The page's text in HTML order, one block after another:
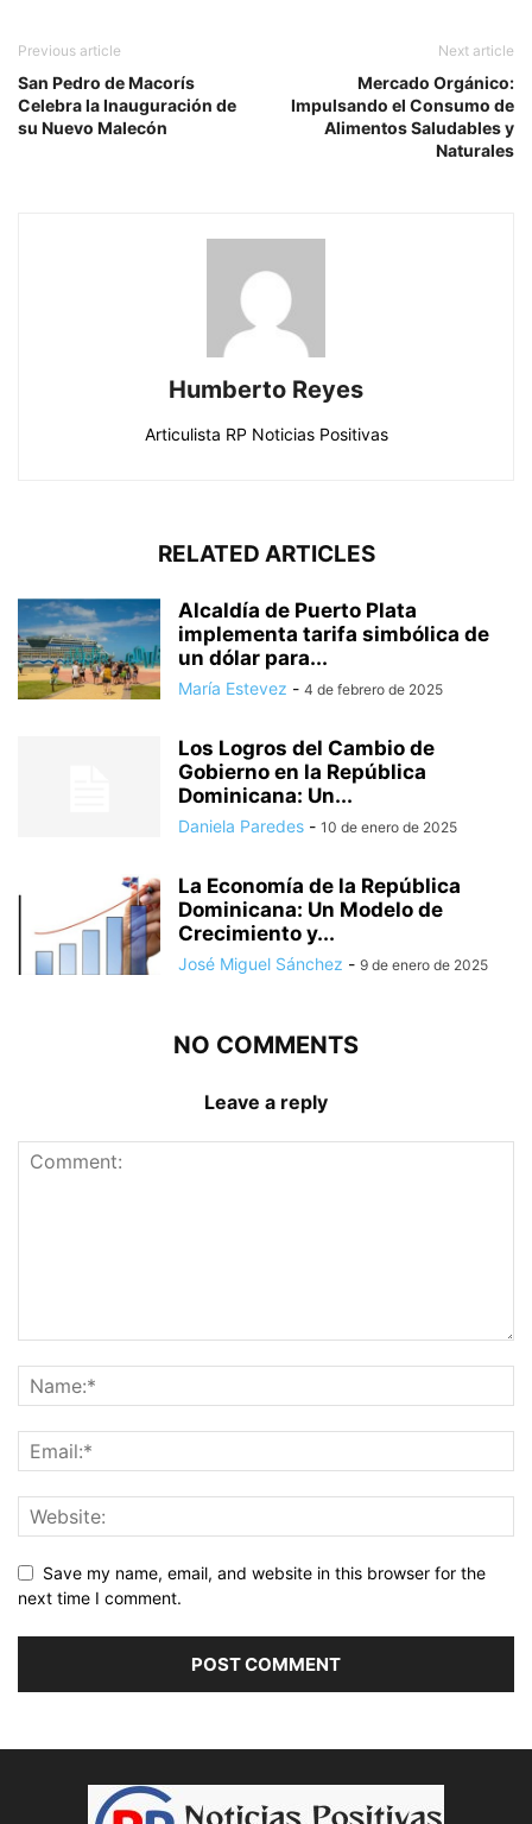
Previous article
San Pedro de Macorís
Celebra la Inauguración de
su Nuevo Malecón
Next article
Mercado Orgánico:
Impulsando el Consumo de
Alimentos Saludables y
Naturales
Humberto Reyes
Articulista RP Noticias Positivas
RELATED ARTICLES
Alcaldía de Puerto Plata
implementa tarifa simbólica de
un dólar para...
María Estevez - 4 de febrero de 2025
Los Logros del Cambio de
Gobierno en la República
Dominicana: Un...
Daniela Paredes - 10 de enero de 2025
La Economía de la República
Dominicana: Un Modelo de
Crecimiento y...
José Miguel Sánchez - 9 de enero de 2025
NO COMMENTS
Leave a reply
Save my name, email, and website in this browser for the
next time I comment.